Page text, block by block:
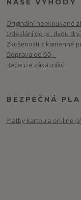
NAŠE VÝHODY
Originální neokoukané
Odeslání do pr. dvou dnů
Zkušenosti z kamenné
Doprava od 60,-
Recenze zákazníků
BEZPEČNÁ
Platby kartou a on-line